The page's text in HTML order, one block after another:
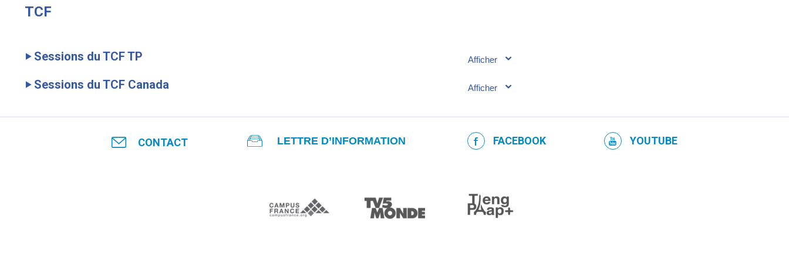
TCF
‣ Sessions du TCF TP
‣ Sessions du TCF Canada
CONTACT LETTRE D’INFORMATION FACEBOOK YOUTUBE